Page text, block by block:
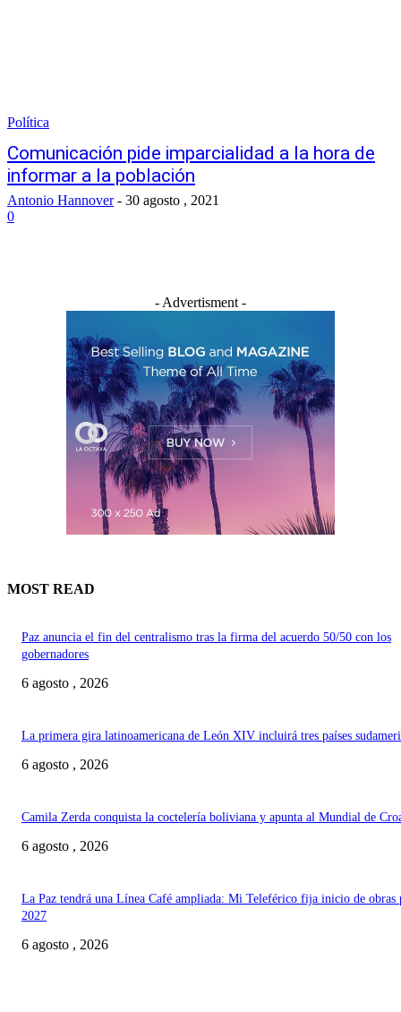
Política
Comunicación pide imparcialidad a la hora de
informar a la población
Antonio Hannover - 30 agosto , 2021
0
- Advertisment -
MOST READ
Paz anuncia el fin del centralismo tras la firma del acuerdo 50/50 con los
gobernadores
6 agosto , 2026
La primera gira latinoamericana de León XIV incluirá tres países
6 agosto , 2026
Camila Zerda conquista la coctelería boliviana y apunta al Mundial de
6 agosto , 2026
La Paz tendrá una Línea Café ampliada: Mi Teleférico fija inicio de obras
2027
6 agosto , 2026